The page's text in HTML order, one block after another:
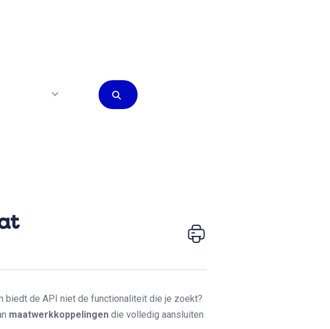
biedt de API niet de functionaliteit die je zoekt?
maatwerkkoppelingen die volledig aansluiten